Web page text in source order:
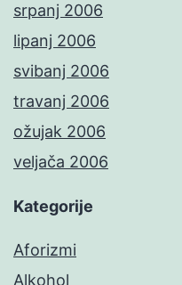
srpanj 2006
lipanj 2006
svibanj 2006
travanj 2006
ožujak 2006
veljača 2006
Kategorije
Aforizmi
Alkohol